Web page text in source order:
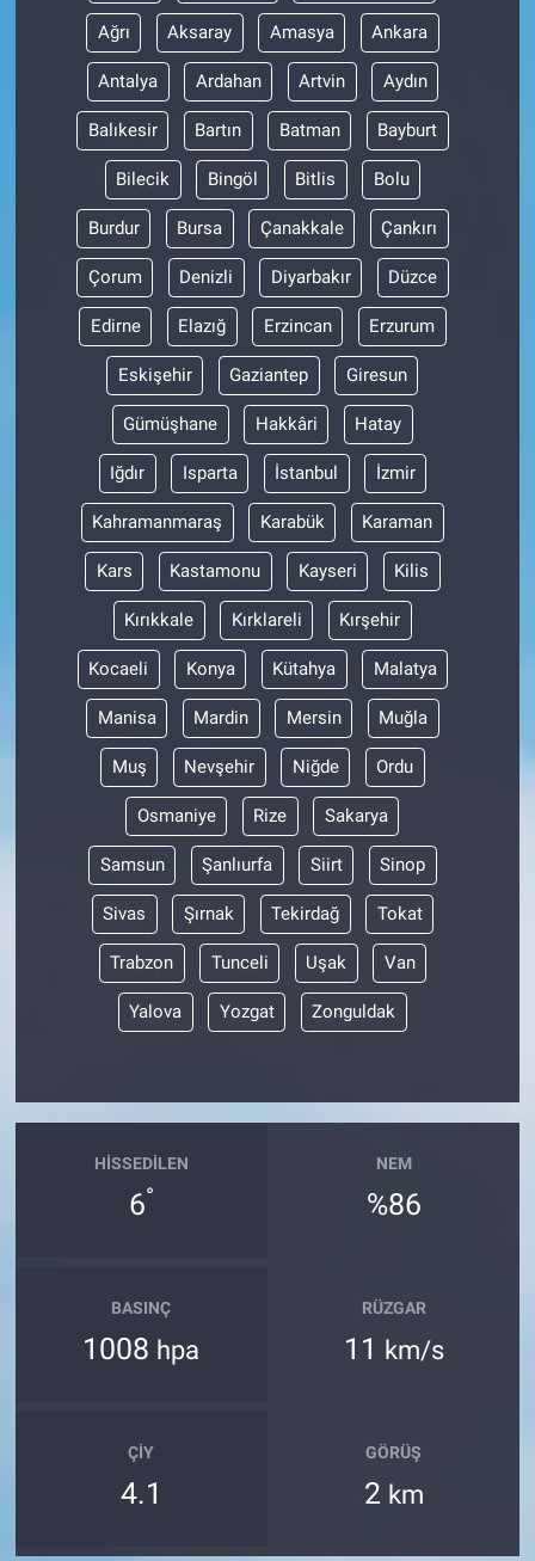
Ağrı Aksaray Amasya Ankara
Antalya Ardahan Artvin Aydın
Balıkesir Bartın Batman Bayburt
Bilecik Bingöl Bitlis Bolu
Burdur Bursa Çanakkale Çankırı
Çorum Denizli Diyarbakır Düzce
Edirne Elazığ Erzincan Erzurum
Eskişehir Gaziantep Giresun
Gümüşhane Hakkâri Hatay
Iğdır Isparta İstanbul İzmir
Kahramanmaraş Karabük Karaman
Kars Kastamonu Kayseri Kilis
Kırıkkale Kırklareli Kırşehir
Kocaeli Konya Kütahya Malatya
Manisa Mardin Mersin Muğla
Muş Nevşehir Niğde Ordu
Osmaniye Rize Sakarya
Samsun Şanlıurfa Siirt Sinop
Sivas Şırnak Tekirdağ Tokat
Trabzon Tunceli Uşak Van
Yalova Yozgat Zonguldak
HISSEDILEN
6°
NEM
%86
BASINÇ
1008 hpa
RÜZGAR
11 km/s
ÇIY
4.1
GÖRÜŞ
2 km